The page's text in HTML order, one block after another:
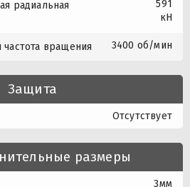
радиальная
591
кН
вращения 3400 об/мин
Защита
Отсутствует
размеры
3мм